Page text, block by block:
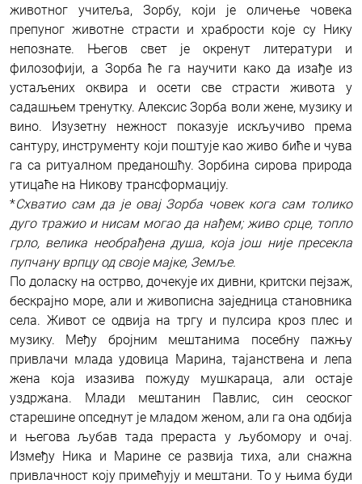
животног учитеља, Зорбу, који је оличење човека
препуног животне страсти и храбрости које су Нику
непознате. Његов свет је окренут литератури и
филозофији, а Зорба ће га научити како да изађе из
устаљених оквира и осети све страсти живота у
садашњем тренутку. Алексис Зорба воли жене, музику и
вино. Изузетну нежност показује искључиво према
сантуру, инструменту који поштује као живо биће и чува
га са ритуалном преданошћу. Зорбина сирова природа
утицаће на Никову трансформацију.
*Схватио сам да је овај Зорба човек кога сам толико
дуго тражио и нисам могао да нађем; живо срце, топло
грло, велика необрађена душа, која још није пресекла
пупчану врпцу од своје мајке, Земље.
По доласку на острво, дочекује их дивни, критски пејзаж,
бескрајно море, али и живописна заједница становника
села. Живот се одвија на тргу и пулсира кроз плес и
музику. Међу бројним мештанима посебну пажњу
привлачи млада удовица Марина, тајанствена и лепа
жена која изазива пожуду мушкараца, али остаје
уздржана. Млади мештанин Павлис, син сеоског
старешине опседнут је младом женом, али га она одбија
и његова љубав тада прераста у љубомору и очај.
Између Ника и Марине се развија тиха, али снажна
привлачност коју примећују и мештани. То у њима буди